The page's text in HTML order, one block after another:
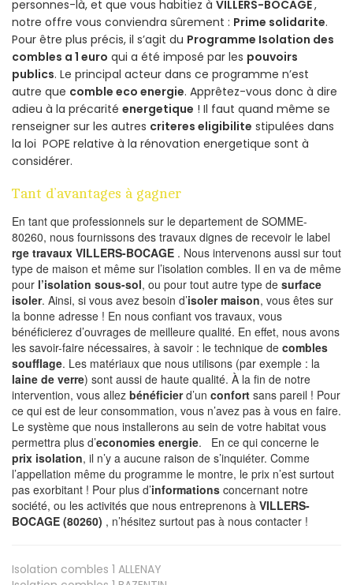
personnes-là, et que vous habitiez à VILLERS-BOCAGE,
notre offre vous conviendra sûrement : Prime solidarite.
Pour être plus précis, il s’agit du Programme Isolation des
combles a 1 euro qui a été imposé par les pouvoirs
publics. Le principal acteur dans ce programme n’est
autre que comble eco energie. Apprêtez-vous donc à dire
adieu à la précarité energetique ! Il faut quand même se
renseigner sur les autres criteres eligibilite stipulées dans
la loi POPE relative à la rénovation energetique sont à
considérer.
Tant d’avantages à gagner
En tant que professionnels sur le departement de SOMME-
80260, nous fournissons des travaux dignes de recevoir le label
rge travaux VILLERS-BOCAGE . Nous intervenons aussi sur tout
type de maison et même sur l’isolation combles. Il en va de même
pour l’isolation sous-sol, ou pour tout autre type de surface
isoler. Ainsi, si vous avez besoin d’isoler maison, vous êtes sur
la bonne adresse ! En nous confiant vos travaux, vous
bénéficierez d’ouvrages de meilleure qualité. En effet, nous avons
les savoir-faire nécessaires, à savoir : le technique de combles
soufflage. Les matériaux que nous utilisons (par exemple : la
laine de verre) sont aussi de haute qualité. À la fin de notre
intervention, vous allez bénéficierd’un confort sans pareil ! Pour
ce qui est de leur consommation, vous n’avez pas à vous en faire.
Le système que nous installerons au sein de votre habitat vous
permettra plus d’economies energie. En ce qui concerne le
prix isolation, il n’y a aucune raison de s’inquiéter. Comme
l’appellation même du programme le montre, le prix n’est surtout
pas exorbitant ! Pour plus d’informations concernant notre
société, ou les activités que nous entreprenons à VILLERS-
BOCAGE (80260) , n’hésitez surtout pas à nous contacter !
Isolation combles 1 ALLENAY